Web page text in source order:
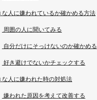
な人に嫌われているか確かめる方法
周囲の人に聞いてみる
自分だけにそっけないのか確かめる
好き避けでないかチェックする
な人に嫌われた時の対処法
嫌われた原因を考えて改善する